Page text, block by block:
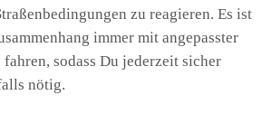
zu reagieren. Es ist
immer mit angepasster
sodass Du jederzeit sicher
nötig.